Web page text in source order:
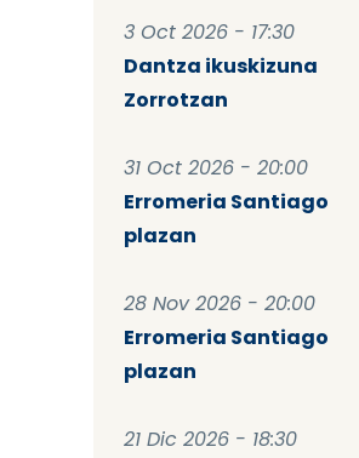
3 Oct 2026 - 17:30
Dantza ikuskizuna
Zorrotzan
31 Oct 2026 - 20:00
Erromeria Santiago
plazan
28 Nov 2026 - 20:00
Erromeria Santiago
plazan
21 Dic 2026 - 18:30